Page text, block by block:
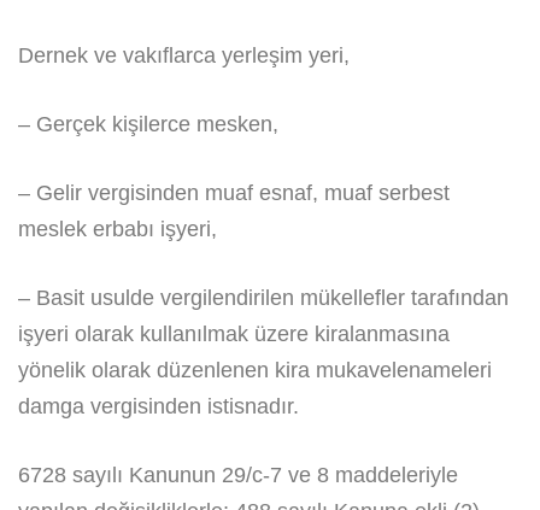
Dernek ve vakıflarca yerleşim yeri,
– Gerçek kişilerce mesken,
– Gelir vergisinden muaf esnaf, muaf serbest
meslek erbabı işyeri,
– Basit usulde vergilendirilen mükellefler tarafından
işyeri olarak kullanılmak üzere kiralanmasına
yönelik olarak düzenlenen kira mukavelenameleri
damga vergisinden istisnadır.
6728 sayılı Kanunun 29/c-7 ve 8 maddeleriyle